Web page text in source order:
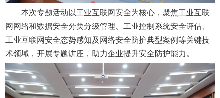
本次专题活动以工业互联网安全为核心，聚焦工业互联
网网络和数据安全分类分级管理、工业控制系统安全评估、
工业互联网安全态势感知及网络安全防护典型案例等关键技
术领域，开展专题讲座，助力企业提升安全防护能力。